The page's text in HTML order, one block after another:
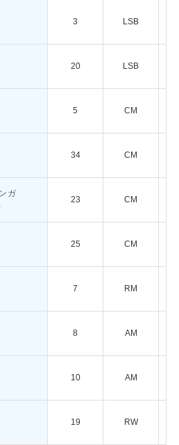
3 LSB
20 LSB
5 CM
34 CM
ガ
23 CM
25 CM
7 RM
8 AM
10 AM
19 RW